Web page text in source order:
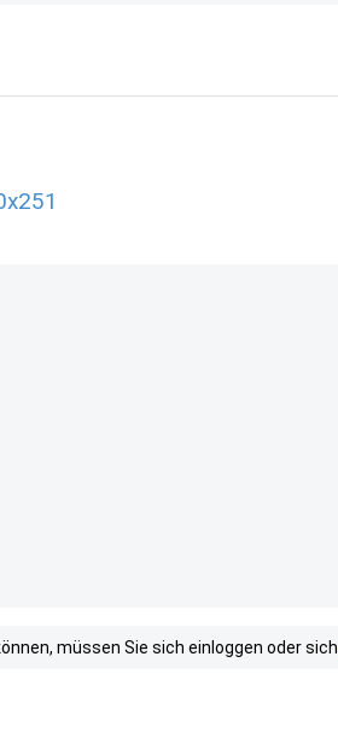
müssen Sie sich einloggen oder sich